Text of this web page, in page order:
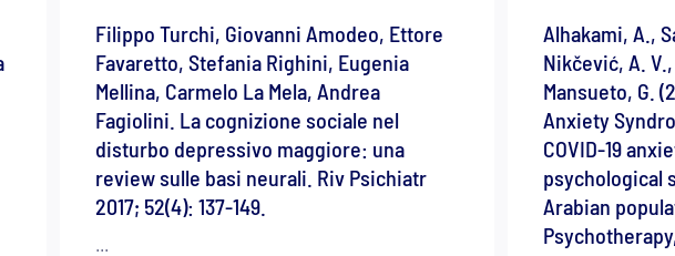
Filippo Turchi, Giovanni Amodeo, Ettore
Favaretto, Stefania Righini, Eugenia
Mellina, Carmelo La Mela, Andrea
Fagiolini. La cognizione sociale nel
disturbo depressivo maggiore: una
review sulle basi neurali. Riv Psichiatr
2017; 52(4): 137-149.
...
Alhakami, A.,
Nikčević, A.
Mansueto, G.
Anxiety
COVID‐19
psychological
Arabian